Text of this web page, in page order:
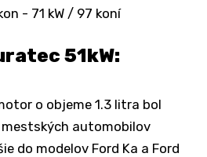
- 71 kW / 97 koní
51kW:
o objeme 1.3 litra bol
automobilov
do modelov Ford Ka a Ford